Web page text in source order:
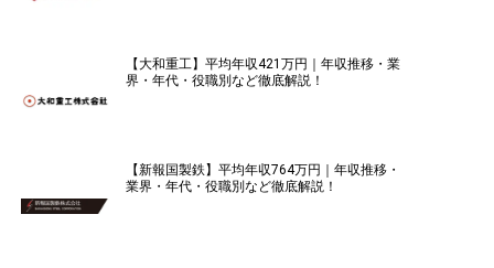
【大和重工】平均年収421万円｜年収推移・業
界・年代・役職別など徹底解説！
【新報国製鉄】平均年収764万円｜年収推移・
業界・年代・役職別など徹底解説！